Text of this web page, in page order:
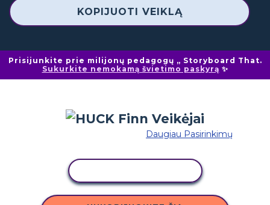
KOPIJUOTI VEIKLĄ
Prisijunkite prie milijonų pedagogų „ Storyboard That.
Sukurkite nemokamą švietimo paskyrą ✨
Daugiau Pasirinkimų